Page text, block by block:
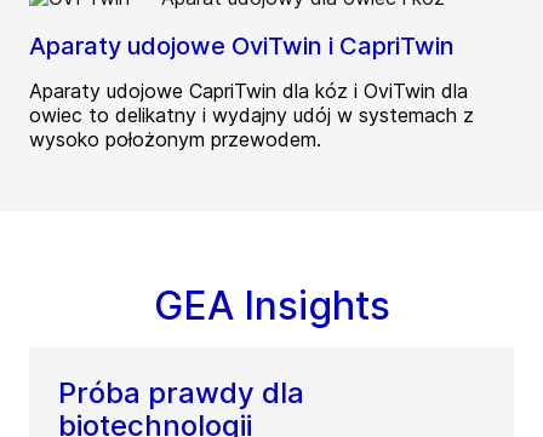
Aparaty udojowe OviTwin i CapriTwin
Aparaty udojowe CapriTwin dla kóz i OviTwin dla
owiec to delikatny i wydajny udój w systemach z
wysoko położonym przewodem.
GEA Insights
Próba prawdy dla
biotechnologii